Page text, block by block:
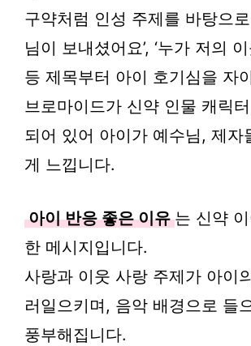
구약처럼 인성 주제를 바탕으
님이 보내셨어요’, ‘누가 저의
등 제목부터 아이 호기심을 자
브로마이드가 신약 인물 캐릭
되어 있어 아이가 예수님, 제자
게 느낍니다.
아이 반응 좋은 이유 는 신약
한 메시지입니다.
사랑과 이웃 사랑 주제가 아이
러일으키며, 음악 배경으로 들
풍부해집니다.